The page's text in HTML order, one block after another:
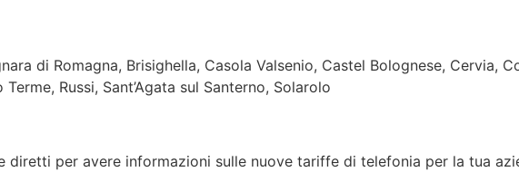
di Romagna, Brisighella, Casola Valsenio, Castel Bolognese, Cervia,
Russi, Sant’Agata sul Santerno, Solarolo
diretti per avere informazioni sulle nuove tariffe di telefonia per la tua